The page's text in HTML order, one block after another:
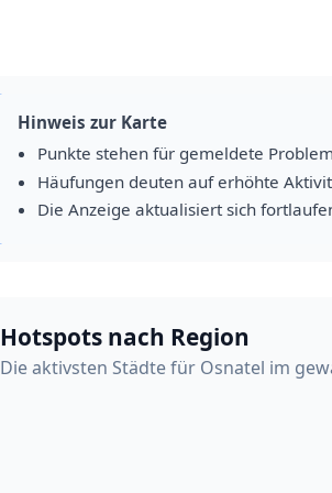
Hinweis zur Karte
Punkte stehen für gemeldete
Häufungen deuten auf erhöhte
Die Anzeige aktualisiert sich
Hotspots nach Region
Die aktivsten Städte für Osnatel im